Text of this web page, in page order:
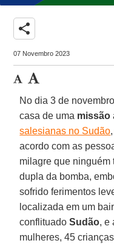
share
07 Novembro 2023
No dia 3 de
casa de uma missão
salesianas no Sudão
acordo com as
milagre que
dupla da bomba,
sofrido ferimentos
localizada em um
conflituadoSudão, e
mulheres, 45